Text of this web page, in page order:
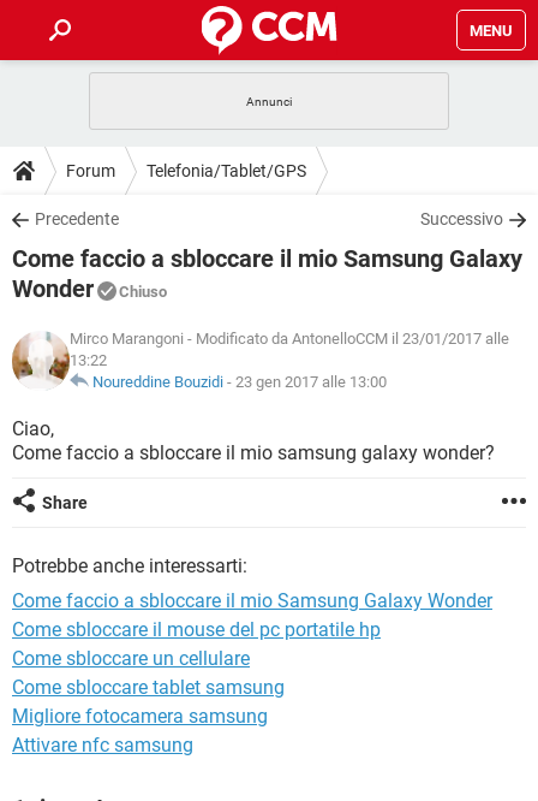
MENU
INTRATTENIMENTO ANDROID
iOS
INSTAGRAM WHATSAPP
TIKTOK
HARDWARE
GUIDE
COVID-19 GAMING
iOS
TIKTOK
DOWNLOAD
COVID-19 GAMING
INTRATTENIMENTO
iOS WINDOWS 10
INSTAGRAM WHATSAPP
TIKTOK
HARDWARE
FORUM
INTRATTENIMENTO
INSTAGRAM
TIKTOK
GLOSSARIO
COVID-19 GAMING
INTRATTENIMENTO
iOS WINDOWS 10
INSTAGRAM
Forum Telefonia/Tablet/GPS
Precedente Successivo
Come faccio a sbloccare il mio Samsung Galaxy
Wonder
Chiuso
Mirco Marangoni - Modificato da AntonelloCCM il 23/01/2017 alle
13:22
Noureddine Bouzidi -23 gen 2017 alle 13:00
Ciao,
Come faccio a sbloccare il mio samsung galaxy wonder?
Share
Potrebbe anche interessarti:
Come faccio a sbloccare il mio Samsung Galaxy Wonder
Come sbloccare il mouse del pc portatile hp
Come sbloccare un cellulare
Come sbloccare tablet samsung
Migliore fotocamera samsung
Attivare nfc samsung